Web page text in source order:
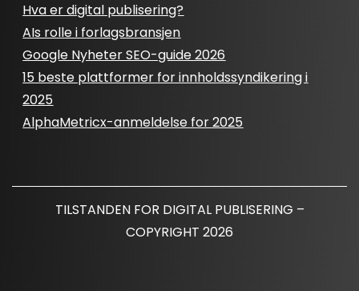
Hva er digital publisering?
AIs rolle i forlagsbransjen
Google Nyheter SEO-guide 2026
15 beste plattformer for innholdssyndikering i
2025
AlphaMetricx-anmeldelse for 2025
TILSTANDEN FOR DIGITAL PUBLISERING –
COPYRIGHT 2026